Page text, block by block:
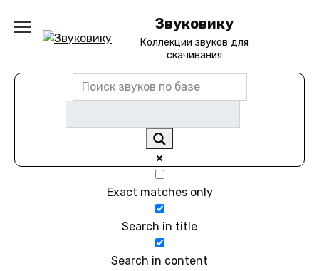
содержанию
Звуковику
Коллекции звуков для
скачивания
Exact matches only
Search in title
Search in content